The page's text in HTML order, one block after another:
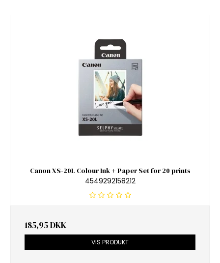
Canon XS-20L Colour Ink + Paper Set for 20 prints
4549292158212
185,95 DKK
VIS PRODUKT